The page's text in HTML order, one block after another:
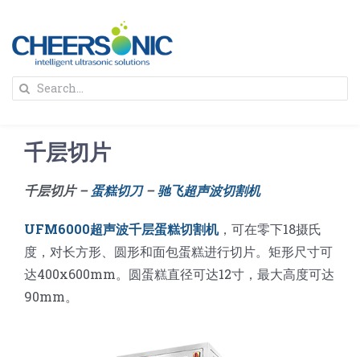
content
解决方案
圆蛋糕切割机
奶酪切片
公司新闻
Search
千层切片
千层切片 –蛋糕切刀–驰飞超声波切割机
UFM6000超声波千层蛋糕切割机，可在零下18摄氏
度，对长方形、圆形和面包蛋糕进行切片。矩形尺寸可
达400x600mm。圆蛋糕直径可达12寸，最大高度可达
90mm。